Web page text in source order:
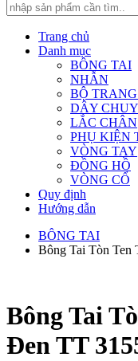
Trang chủ
Danh mục
BÔNG TAI
NHẪN
BỘ TRANG
DÂY
LẮC CHÂN
PHỤ KIỆN
VÒNG TAY
ĐỒNG HỒ
VÒNG CỔ
Quy định
Hướng dẫn
BÔNG TAI
Bông Tai Tòn Ten
Bông Tai
Đen TT